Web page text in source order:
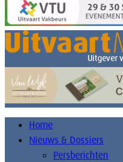
Home
Nieuws & Dossiers
Persberichten